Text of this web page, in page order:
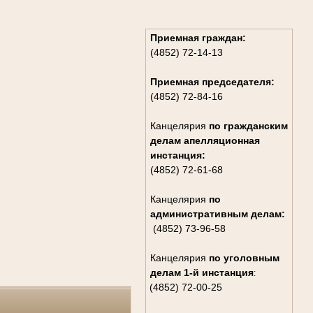
Приемная граждан:
(4852) 72-14-13
Приемная председателя:
(4852) 72-84-16
Канцелярия по гражданским
делам апелляционная
инстанция:
(4852) 72-61-68
Канцелярия по
административным делам:
(4852) 73-96-58
Канцелярия по уголовным
делам 1-й инстанция:
(4852) 72-00-25